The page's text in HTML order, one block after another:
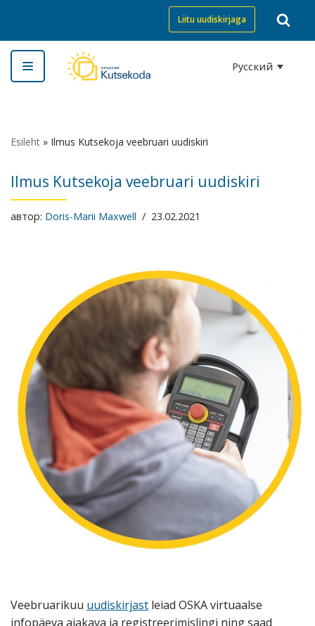
Перейти
к
содержимому
Liitu uudiskirjaga
Русский
Esileht » Ilmus Kutsekoja veebruari uudiskiri
Ilmus Kutsekoja veebruari uudiskiri
автор: Doris-Marii Maxwell 23.02.2021
Veebruarikuu uudiskirjast leiad OSKA virtuaalse
infopäeva ajakava ja registreerimislingi ning saad